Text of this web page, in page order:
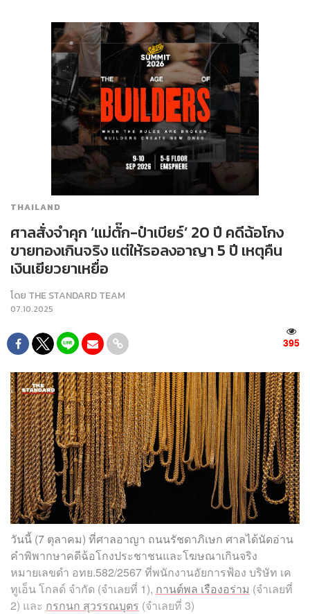
THAILAND
ศาลสั่งจำคุก ‘แม่ตั๊ก-ป๋าเบียร์’ 20 ปี คดีฉ้อโกง
ขายทองเกินจริง แต่ให้รอลงอาญา 5 ปี เหตุคืน
เงินเยียวยาเหยื่อ
โดย THE STANDARD TEAM
07.10.2025
395
วันนี้ (7 ตุลาคม) ที่ศาลอาญา ถนนรัชดาภิเษก ศาลได้นัดอ่าน
คำพิพากษาคดีฉ้อโกงประชาชนและโฆษณาเกินจริง
หมายเลขดำ อทย.582/2567 ที่พนักงานอัยการฟ้อง บริษัท เค
ทูเอ็น โกลด์ จำกัด (จำเลยที่ 1), กานต์พล เรืองอร่าม (จำเลยที่
2) และ กรกนก สุวรรณบุตร (จำเลยที่ 3)